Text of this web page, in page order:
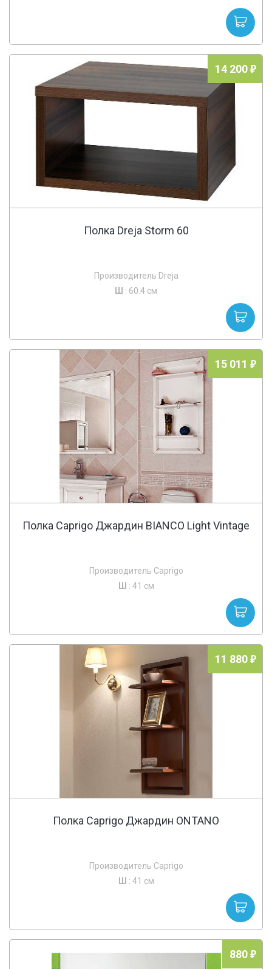
14 200
Полка Dreja Storm 60
Производитель Dreja
Ш : 60.4 см
15 011
Полка Caprigo Джардин BIANCO Light Vintage
Производитель Caprigo
Ш : 41 см
11 880
Полка Caprigo Джардин ONTANO
Производитель Caprigo
Ш : 41 см
880